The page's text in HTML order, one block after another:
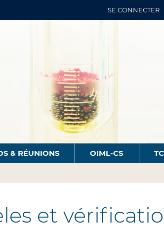
SE CONNECTER
& RÉUNIONS OIML-CS
et